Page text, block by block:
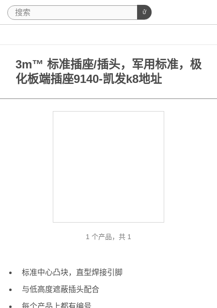
3m™ 标准插座/插头，军用标准，极
化板端插座9140-凯发k8地址
1 个产品，共 1
标准中心凸块，直型焊接引脚
与低高度遮蔽插头配合
每个产品上都有编号